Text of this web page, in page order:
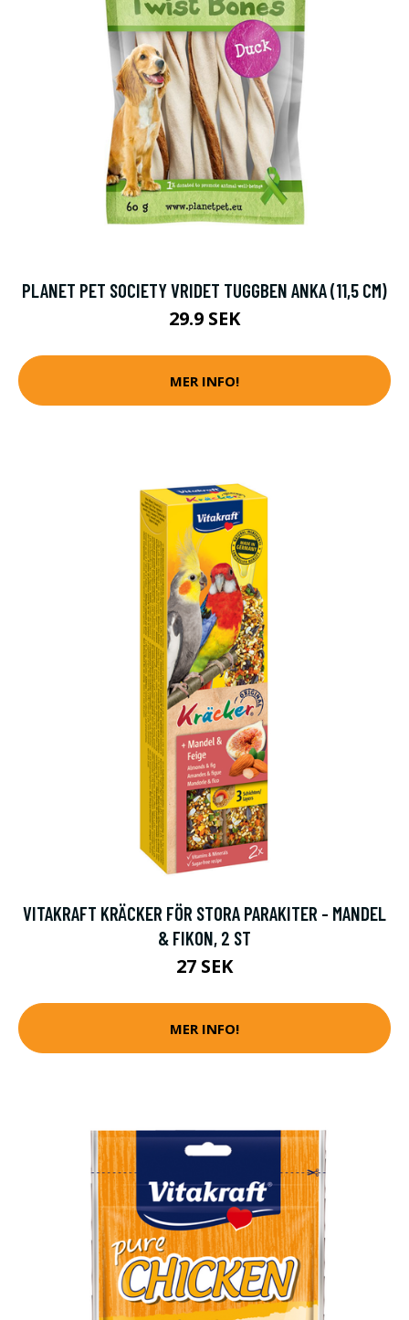
PLANET PET SOCIETY VRIDET TUGGBEN ANKA (11,5 CM)
29.9 SEK
MER INFO!
VITAKRAFT KRÄCKER FÖR STORA PARAKITER - MANDEL
& FIKON, 2 ST
27 SEK
MER INFO!